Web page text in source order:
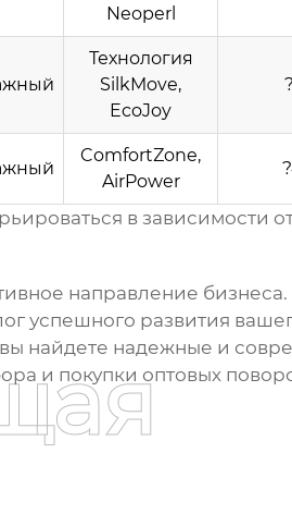
Neoperl
Технология
SilkMove,
EcoJoy
ComfortZone,
AirPower
в зависимости
направление
успешного развития
найдете надежные и
и покупки оптовых